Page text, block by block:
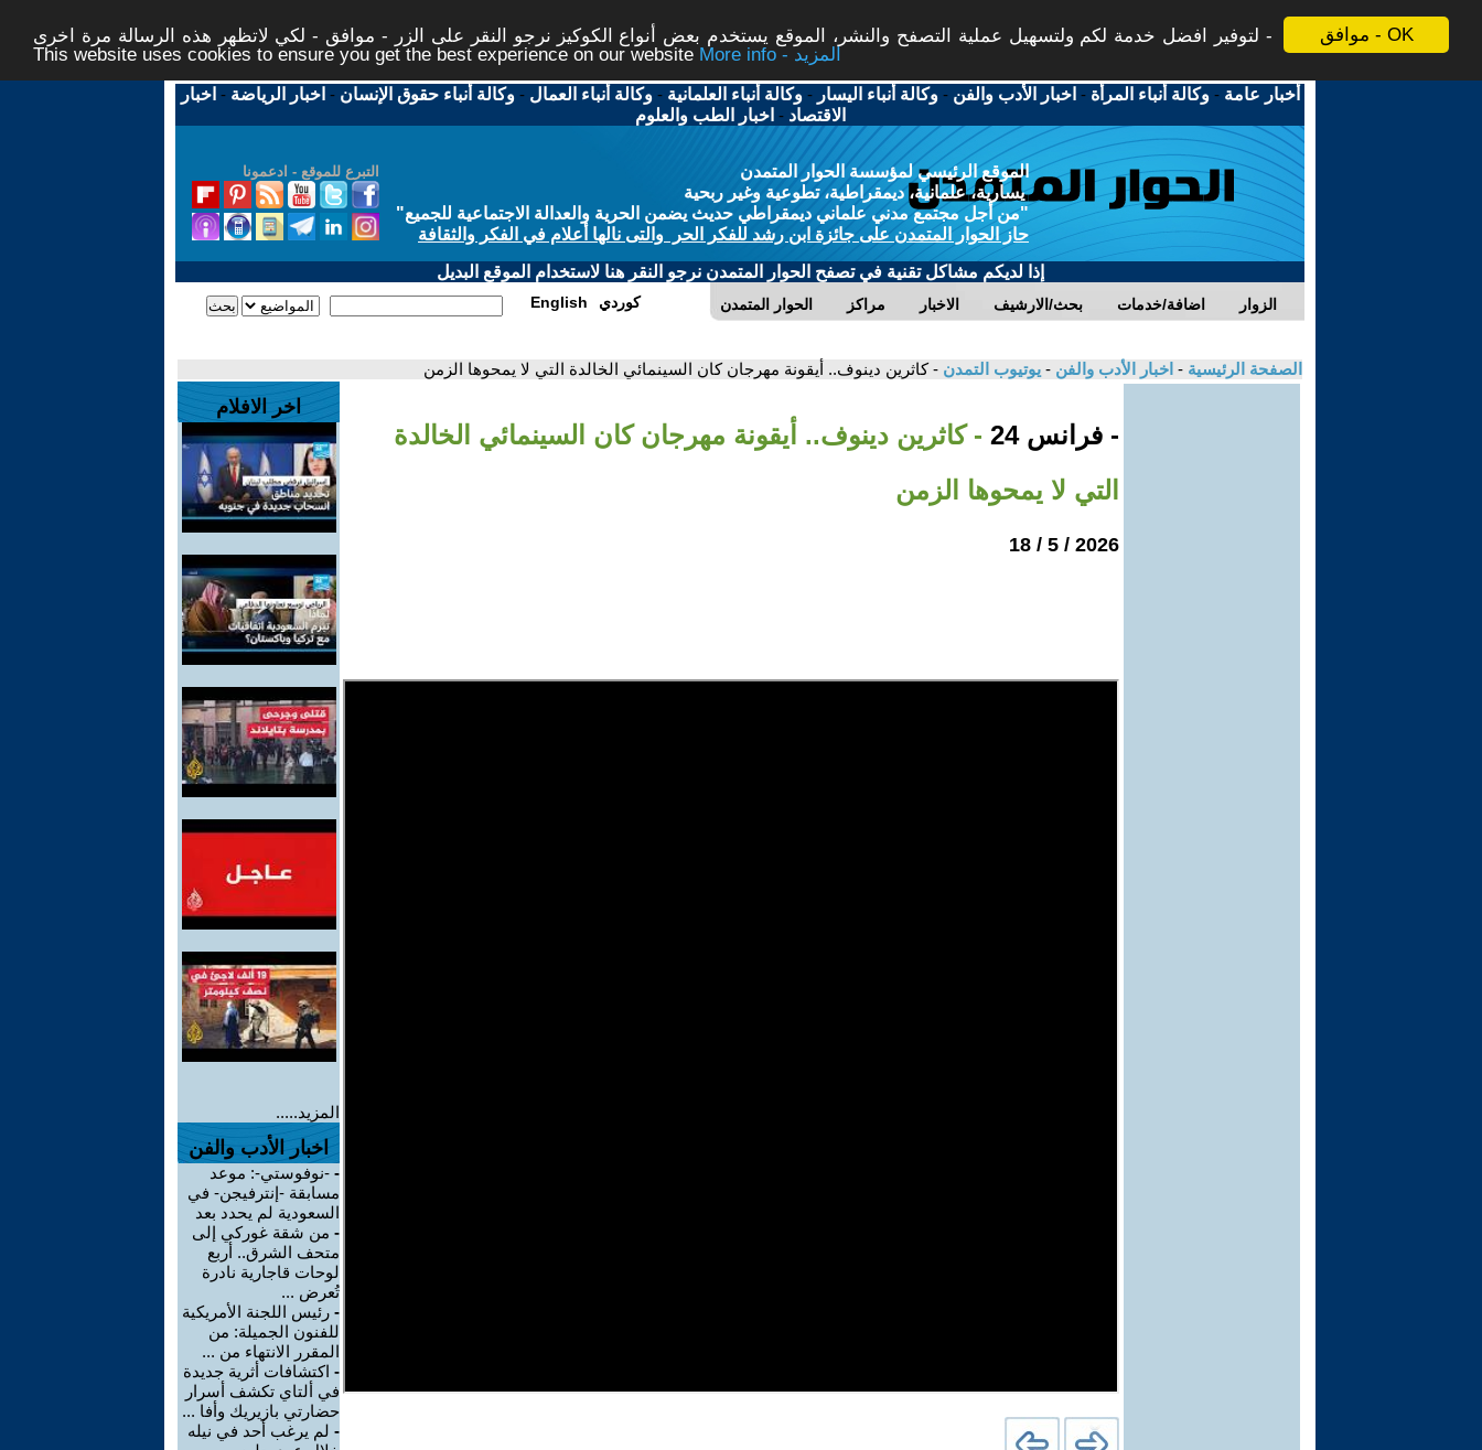
موافق - OK
لتوفير افضل خدمة لكم ولتسهيل عملية التصفح والنشر، الموقع يستخدم بعض أنواع الكوكيز نرجو النقر على الزر - موافق - لكي لاتظهر هذه الرسالة مرة اخرى -
This website uses cookies to ensure you get the best experience on our website
More info - المزيد
أخبار عامة -وكالة أنباء المرأة - اخبار الأدب والفن -وكالة أنباء اليسار -وكالة أنباء العلمانية -وكالة أنباء العمال -وكالة أنباء حقوق الإنسان - اخبار الرياضة - اخبار
الاقتصاد - اخبار الطب والعلوم
التبرع للموقع - ادعمونا
الموقع الرئيسي لمؤسسة الحوار المتمدن
يسارية، علمانية، ديمقراطية، تطوعية وغير ربحية
"من أجل مجتمع مدني علماني ديمقراطي حديث يضمن الحرية والعدالة الاجتماعية للجميع"
حاز الحوار المتمدن على جائزة ابن رشد للفكر الحر والتى نالها أعلام في الفكر والثقافة
إذا لديكم مشاكل تقنية في تصفح الحوار المتمدن نرجو النقر هنا لاستخدام الموقع البديل
الحوار المتمدن مراكز الاخبار بحث/الارشيف اضافة/خدمات الزوار English كوردي
الصفحة الرئيسية - اخبار الأدب والفن - يوتيوب التمدن - كاثرين دينوف.. أيقونة مهرجان كان السينمائي الخالدة التي لا يمحوها الزمن
- فرانس 24
- كاثرين دينوف.. أيقونة مهرجان كان السينمائي الخالدة
التي لا يمحوها الزمن
2026 / 5 / 18
اخر الافلام
المزيد.....
اخبار الأدب والفن
- -نوفوستي-: موعد
مسابقة -إنترفيجن- في
السعودية لم يحدد بعد
- من شقة غوركي إلى
متحف الشرق.. أربع
لوحات قاجارية نادرة
تُعرض ...
- رئيس اللجنة الأمريكية
للفنون الجميلة: من
المقرر الانتهاء من ...
- اكتشافات أثرية جديدة
في ألتاي تكشف أسرار
حضارتي بازيريك وأفا ...
- لم يرغب أحد في نيله